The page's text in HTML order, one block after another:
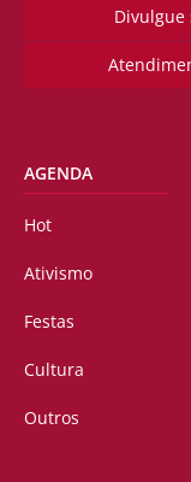
Divulgue
AGENDA
Hot
Ativismo
Festas
Cultura
Outros